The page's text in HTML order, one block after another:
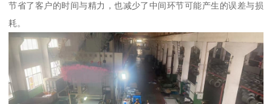
节省了客户的时间与精力，也减少了中间环节可能产生的误差与损
耗。